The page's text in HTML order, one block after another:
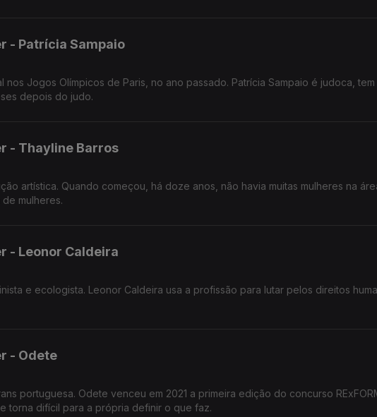
- Patrícia Sampaio
nos Jogos Olímpicos de Paris, no ano passado. Patrícia Sampaio é judoca, tem
depois do judo.
- Thayline Barros
artística. Quando começou, há doze anos, não havia muitas mulheres na
mulheres.
- Leonor Caldeira
e ecologista. Leonor Caldeira usa a profissão para lutar pelos direitos
- Odete
portuguesa. Odete venceu em 2021 a primeira edição do concurso
torna difícil para a própria definir o que faz.